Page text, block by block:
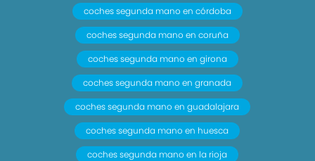
coches segunda mano en córdoba
coches segunda mano en coruña
coches segunda mano en girona
coches segunda mano en granada
coches segunda mano en guadalajara
coches segunda mano en huesca
coches segunda mano en la rioja